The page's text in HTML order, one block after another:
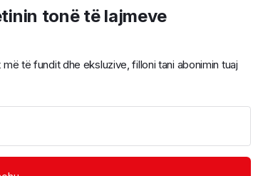
tonë të lajmeve
të fundit dhe eksluzive, filloni tani abonimin tuaj